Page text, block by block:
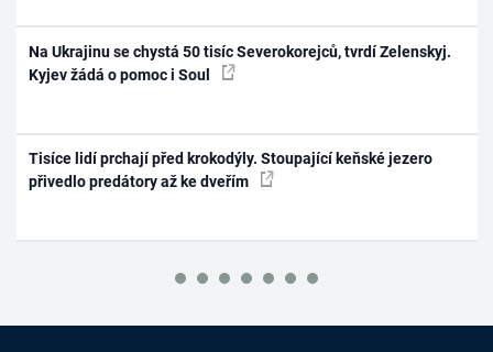
Na Ukrajinu se chystá 50 tisíc Severokorejců, tvrdí Zelenskyj.
Kyjev žádá o pomoc i Soul
Tisíce lidí prchají před krokodýly. Stoupající keňské jezero
přivedlo predátory až ke dveřím